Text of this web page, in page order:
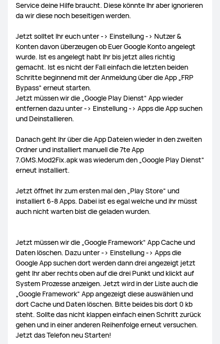
Service deine Hilfe braucht. Diese könnte Ihr aber ignorieren
da wir diese noch beseitigen werden.
Jetzt solltet Ihr euch unter -> Einstellung -> Nutzer &
Konten davon überzeugen ob Euer Google Konto angelegt
wurde. Ist es angelegt habt Ihr bis jetzt alles richtig
gemacht. Ist es nicht der Fall einfach die letzten beiden
Schritte beginnend mit der Anmeldung über die App „FRP
Bypass“ erneut starten.
Jetzt müssen wir die „Google Play Dienst“ App wieder
entfernen dazu unter -> Einstellung -> Apps die App suchen
und Deinstallieren.
Danach geht Ihr über die App Dateien wieder in den zweiten
Ordner und installiert manuell die 7te App
7.GMS.Mod2Fix.apk was wiederum den „Google Play Dienst“
erneut installiert.
Jetzt öffnet Ihr zum ersten mal den „Play Store“ und
installiert 6-8 Apps. Dabei ist es egal welche und ihr müsst
auch nicht warten bist die geladen wurden.
Jetzt müssen wir die „Google Framework“ App Cache und
Daten löschen. Dazu unter -> Einstellung -> Apps die
Google App suchen dort werden dann drei angezeigt jetzt
geht Ihr aber rechts oben auf die drei Punkt und klickt auf
System Prozesse anzeigen. Jetzt wird in der Liste auch die
„Google Framework“ App angezeigt diese auswählen und
dort Cache und Daten löschen. Bitte beides bis dort 0 kb
steht. Sollte das nicht klappen einfach einen Schritt zurück
gehen und in einer anderen Reihenfolge erneut versuchen.
Jetzt das Telefon neu Starten!